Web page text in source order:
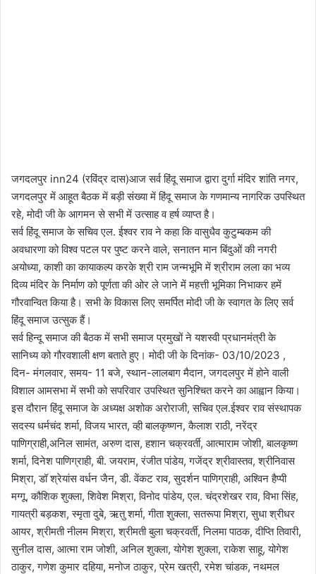
जगदलपुर inn24 (रविंद्र दास)आज सर्व हिंदू समाज द्वारा दुर्गा मंदिर शांति नगर,
जगदलपुर में आहूत बैठक में बड़ी संख्या में हिंदू समाज के गणमान्य नागरिक उपस्थित
रहे, मोदी जी के आगमन से सभी में उत्साह व हर्ष व्याप्त है।
सर्व हिंदू समाज के सचिव एल. ईश्वर राव ने कहा कि वासुधैव कुटुम्बकम की
अवधारणा को विश्व पटल पर पुष्ट करने वाले, सनातन मान बिंदुओं की नगरी
अयोध्या, काशी का कायाकल्प करके श्री राम जन्मभूमि में श्रीराम लला का भव्य
दिव्य मंदिर के निर्माण को पूर्णता की ओर ले जाने में महत्ती भूमिका निभाकर हमें
गौरवान्वित किया है। सभी के विकास लिए समर्पित मोदी जी के स्वागत के लिए सर्व
हिंदू समाज उत्सुक हैं।
सर्व हिन्दू समाज की बैठक में सभी समाज प्रमुखों ने यशस्वी प्रधानमंत्री के
सानिध्य को गौरवशाली क्षण बताते हुए। मोदी जी के दिनांक- 03/10/2023 ,
दिन- मंगलवार, समय- 11 बजे, स्थान-लालबाग मैदान, जगदलपुर में होने वाली
विशाल आमसभा में सभी को सपरिवार उपस्थित सुनिश्चित करने का आह्वान किया।
इस दौरान हिंदू समाज के अध्यक्ष अशोक अरोराजी, सचिव एल.ईश्वर राव संस्थापक
सदस्य धर्मचंद शर्मा, विजय भारत, व्ही बालकृष्णन, कैलाश राठी, नरेंद्र
पाणिग्राही,अनिल सामंत, अरुण दास, हशान चक्रवर्ती, आत्माराम जोशी, बालकृष्ण
शर्मा, दिनेश पाणिग्राही, बी. जयराम, रंजीत पांडेय, गजेंद्र श्रीवास्तव, श्रीनिवास
मिश्रा, डॉ श्रेयांस वर्धन जैन, डी. वेंकट राव, सुदर्शन पाणिग्राही, अश्विन हैप्पी
मग्गू, कौशिक शुक्ला, शिवेश मिश्रा, विनोद पांडेय, एल. चंद्रशेखर राव, विभा सिंह,
गायत्री बड़कश, स्मृता दुबे, ऋतु शर्मा, गीता शुक्ला, सतरूपा मिश्रा, सुधा श्रीधर
आयर, श्रीमती नीलम मिश्रा, श्रीमती बुला चक्रवर्ती, निलमा पाठक, दीप्ति तिवारी,
सुनील दास, आत्मा राम जोशी, अनिल शुक्ला, योगेश शुक्ला, राकेश साहू, योगेश
ठाकुर, गणेश कुमार दहिया, मनोज ठाकुर, प्रेम खत्री, रमेश चांडक, नथमल